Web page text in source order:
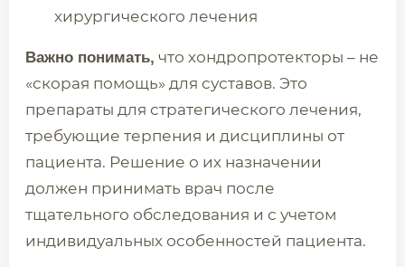
хирургического лечения
Важно понимать, что хондропротекторы – не
«скорая помощь» для суставов. Это
препараты для стратегического лечения,
требующие терпения и дисциплины от
пациента. Решение о их назначении
должен принимать врач после
тщательного обследования и с учетом
индивидуальных особенностей пациента.